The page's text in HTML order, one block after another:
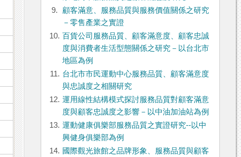
9.
顧客滿意、服務品質與服務價值關係之研究
－零售產業之實證
10. 百貨公司服務品質、顧客滿意度、顧客忠誠
度與消費者生活型態關係之研究－以台北市
地區為例
11. 台北市市民運動中心服務品質、顧客滿意度
與忠誠度之相關研究
12. 運用線性結構模式探討服務品質對顧客滿意
度與顧客忠誠度之影響－以中油加油站為例
13. 運動健康俱樂部服務品質之實證研究--以中
興健身俱樂部為例
14. 國際觀光旅館之品牌形象、服務品質與顧客